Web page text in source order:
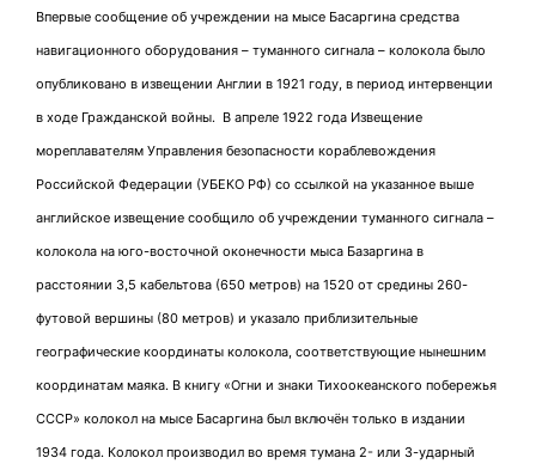
Впервые сообщение об учреждении на мысе Басаргина средства
навигационного оборудования – туманного сигнала – колокола было
опубликовано в извещении Англии в 1921 году, в период интервенции
в ходе Гражданской войны. В апреле 1922 года Извещение
мореплавателям Управления безопасности кораблевождения
Российской Федерации (УБЕКО РФ) со ссылкой на указанное выше
английское извещение сообщило об учреждении туманного сигнала –
колокола на юго-восточной оконечности мыса Базаргина в
расстоянии 3,5 кабельтова (650 метров) на 1520 от средины 260-
футовой вершины (80 метров) и указало приблизительные
географические координаты колокола, соответствующие нынешним
координатам маяка. В книгу «Огни и знаки Тихоокеанского побережья
СССР» колокол на мысе Басаргина был включён только в издании
1934 года. Колокол производил во время тумана 2- или 3-ударный